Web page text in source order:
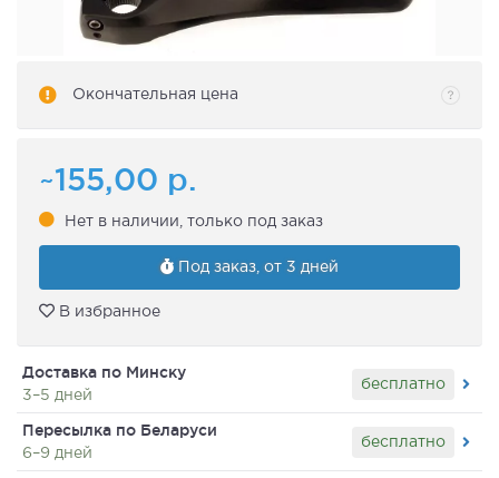
Окончательная цена
~155,00 р.
Нет в наличии, только под заказ
Под заказ, от 3 дней
В избранное
Доставка по Минску
3–5 дней
бесплатно
Пересылка по Беларуси
6–9 дней
бесплатно